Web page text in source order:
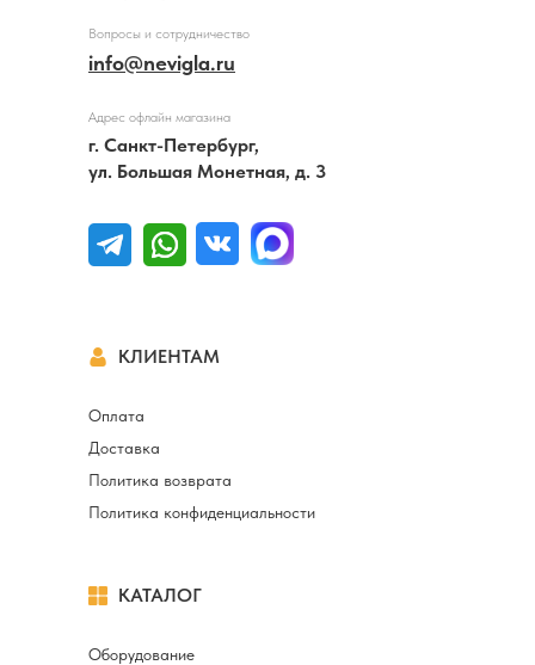
КАТАЛОГ
КЛИЕНТАМ
Оборудование
Оплата
Политика возврата
Доставка
Политика конфиденциальности
info@nevigla.ru
Вопросы и сотрудничество
Адрес офлайн магазина
г. Санкт-Петербург,
ул. Большая Монетная, д. 3